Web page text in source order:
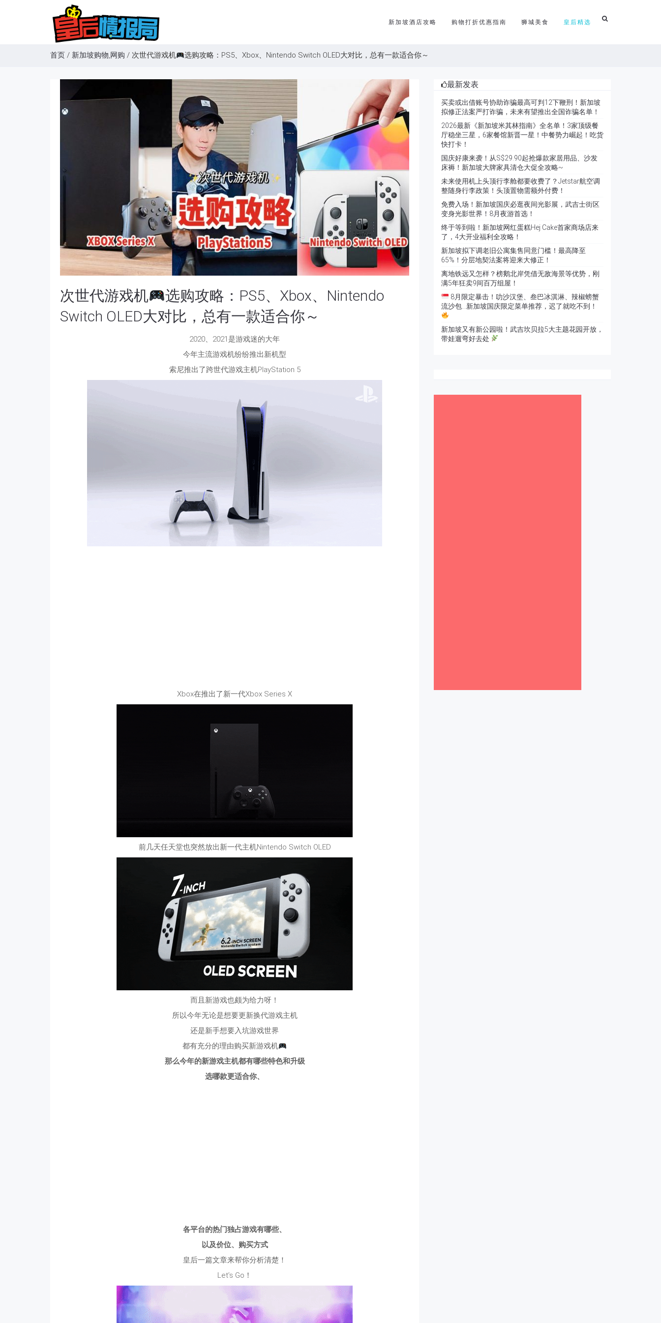
新加坡酒店攻略 购物打折优惠指南 狮城美食 皇后精选
首页 / 新加坡购物,网购 / 次世代游戏机 选购攻略：PS5、Xbox、Nintendo Switch OLED大对比，总有一款适合你～
次世代游戏机
选购攻略：PS5、Xbox、Nintendo
Switch OLED大对比，总有一款适合你～
2020、2021是游戏迷的大年
今年主流游戏机纷纷推出新机型
索尼推出了跨世代游戏主机PlayStation 5
Xbox在推出了新一代Xbox Series X
前几天任天堂也突然放出新一代主机Nintendo Switch OLED
而且新游戏也颇为给力呀！
所以今年无论是想要更新换代游戏主机
还是新手想要入坑游戏世界
都有充分的理由购买新游戏机
那么今年的新游戏主机都有哪些特色和升级
选哪款更适合你、
各平台的热门独占游戏有哪些、
以及价位、购买方式
皇后一篇文章来帮你分析清楚！
Let’s Go！
最新发表
买卖或出借账号协助诈骗最高可判12下鞭刑！新加坡
拟修正法案严打诈骗，未来有望推出全国诈骗名单！
2026最新《新加坡米其林指南》全名单！3家顶级餐
厅稳坐三星，6家餐馆新晋一星！中餐势力崛起！吃货
快打卡！
国庆好康来袭！从S$29.90起抢爆款家居用品、沙发
床褥！新加坡大牌家具清仓大促全攻略~
未来使用机上头顶行李舱都要收费了？Jetstar航空调
整随身行李政策！头顶置物需额外付费！
免费入场！新加坡国庆必逛夜间光影展，武吉士街区
变身光影世界！8月夜游首选！
终于等到啦！新加坡网红蛋糕Hej Cake首家商场店来
了，4大开业福利全攻略！
新加坡拟下调老旧公寓集售同意门槛！最高降至
65%！分层地契法案将迎来大修正！
离地铁远又怎样？榜鹅北岸凭借无敌海景等优势，刚
满5年狂卖9间百万组屋！
8月限定暴击！叻沙汉堡、叁巴冰淇淋、辣椒螃蟹
流沙包…新加坡国庆限定菜单推荐，迟了就吃不到！
新加坡又有新公园啦！武吉坎贝拉5大主题花园开放，
带娃遛弯好去处